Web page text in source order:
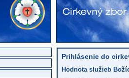
Prihlásenie do
Hodnota služieb